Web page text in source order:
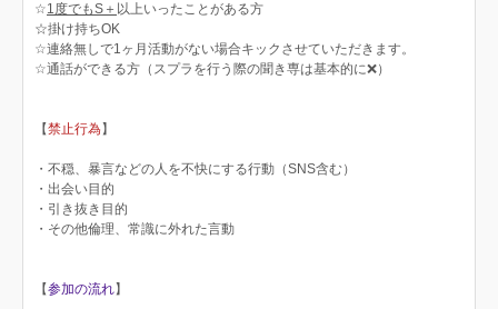
☆1度でもS＋ 以上いったことがある方
☆掛け持ちOK
☆連絡無しで1ヶ月活動がない場合キックさせていただきます。
☆通話ができる方（スプラを行う際の聞き専は基本的に❌）
【禁止行為】
・不穏、暴言などの人を不快にする行動（SNS含む）
・出会い目的
・引き抜き目的
・その他倫理、常識に外れた言動
【参加の流れ】